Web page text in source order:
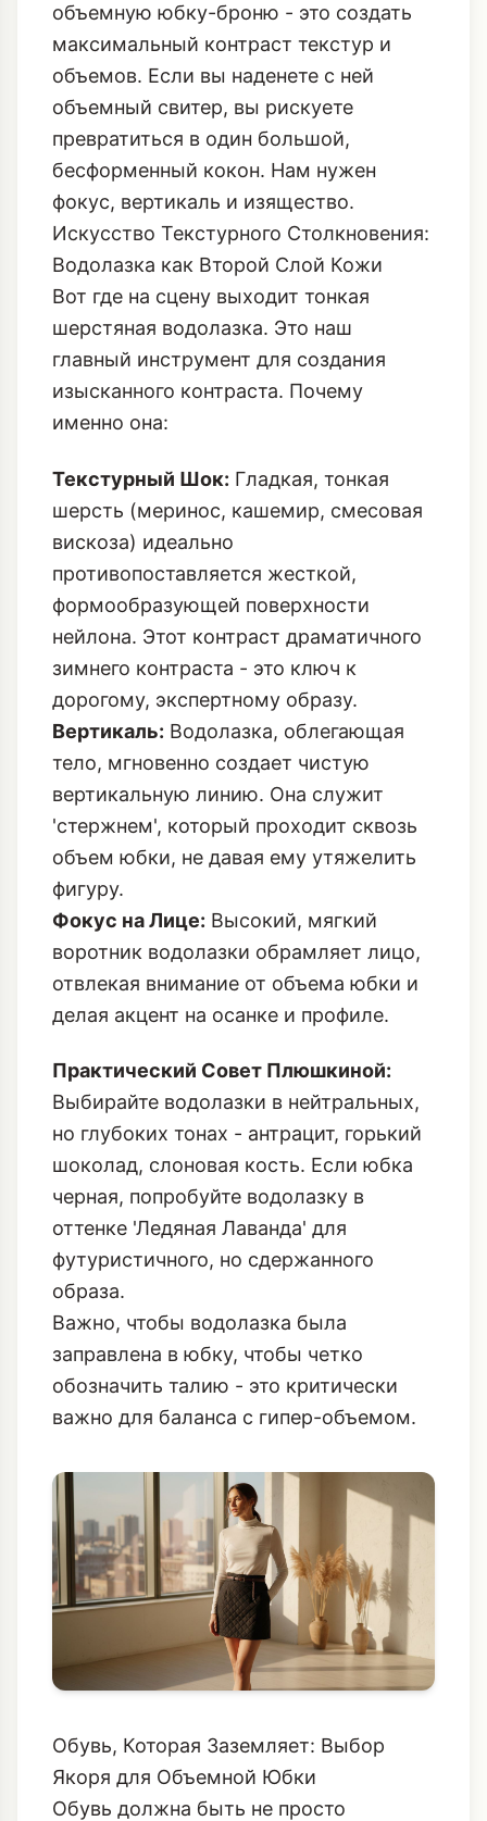
объемную юбку-броню - это создать
максимальный контраст текстур и
объемов. Если вы наденете с ней
объемный свитер, вы рискуете
превратиться в один большой,
бесформенный кокон. Нам нужен
фокус, вертикаль и изящество.
Искусство Текстурного Столкновения:
Водолазка как Второй Слой Кожи
Вот где на сцену выходит тонкая
шерстяная водолазка. Это наш
главный инструмент для создания
изысканного контраста. Почему
именно она:
Текстурный Шок: Гладкая, тонкая
шерсть (меринос, кашемир, смесовая
вискоза) идеально
противопоставляется жесткой,
формообразующей поверхности
нейлона. Этот контраст драматичного
зимнего контраста - это ключ к
дорогому, экспертному образу.
Вертикаль: Водолазка, облегающая
тело, мгновенно создает чистую
вертикальную линию. Она служит
'стержнем', который проходит сквозь
объем юбки, не давая ему утяжелить
фигуру.
Фокус на Лице: Высокий, мягкий
воротник водолазки обрамляет лицо,
отвлекая внимание от объема юбки и
делая акцент на осанке и профиле.
Практический Совет Плюшкиной:
Выбирайте водолазки в нейтральных,
но глубоких тонах - антрацит, горький
шоколад, слоновая кость. Если юбка
черная, попробуйте водолазку в
оттенке 'Ледяная Лаванда' для
футуристичного, но сдержанного
образа.
Важно, чтобы водолазка была
заправлена в юбку, чтобы четко
обозначить талию - это критически
важно для баланса с гипер-объемом.
Обувь, Которая Заземляет: Выбор
Якоря для Объемной Юбки
Обувь должна быть не просто